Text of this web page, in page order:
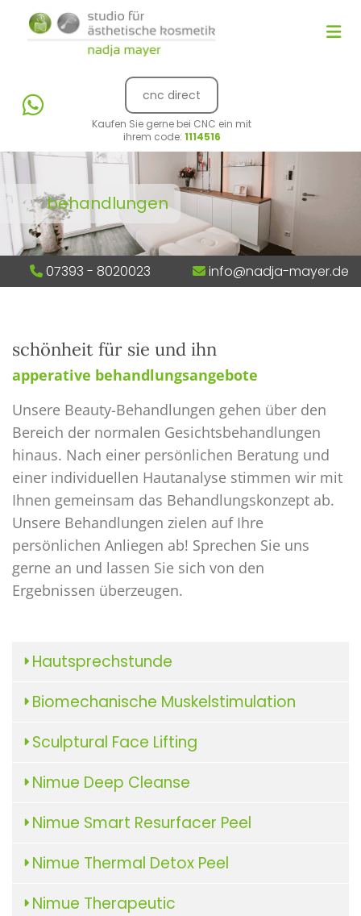
Zum Inhalt springen
cnc direct
Kaufen Sie gerne bei CNC ein mit
ihrem code: 1114516
behandlungen
 07393 - 8020023  info@nadja-mayer.de
schönheit für sie und ihn
apperative behandlungsangebote
Unsere Beauty-Behandlungen gehen über den
Bereich der normalen Gesichtsbehandlungen
hinaus. Nach einer persönlichen Beratung und
einer individuellen Hautanalyse stimmen wir mit
Ihnen gemeinsam das Behandlungskonzept ab.
Unsere Behandlungen zielen auf Ihre
persönlichen Anliegen ab! Sprechen Sie uns
gerne an und lassen Sie sich von den
Ergebnissen überzeugen.
Hautsprechstunde
Biomechanische Muskelstimulation
Sculptural Face Lifting
Nimue Deep Cleanse
Nimue Smart Resurfacer Peel
Nimue Thermal Detox Peel
Nimue Therapeutic